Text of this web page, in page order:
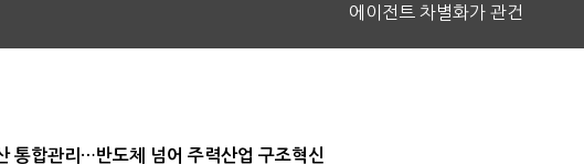
에이전트 차별화가 관건
통합관리…반도체 넘어 주력산업 구조혁신